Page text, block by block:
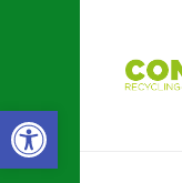
Werkzeugleiste öffnen